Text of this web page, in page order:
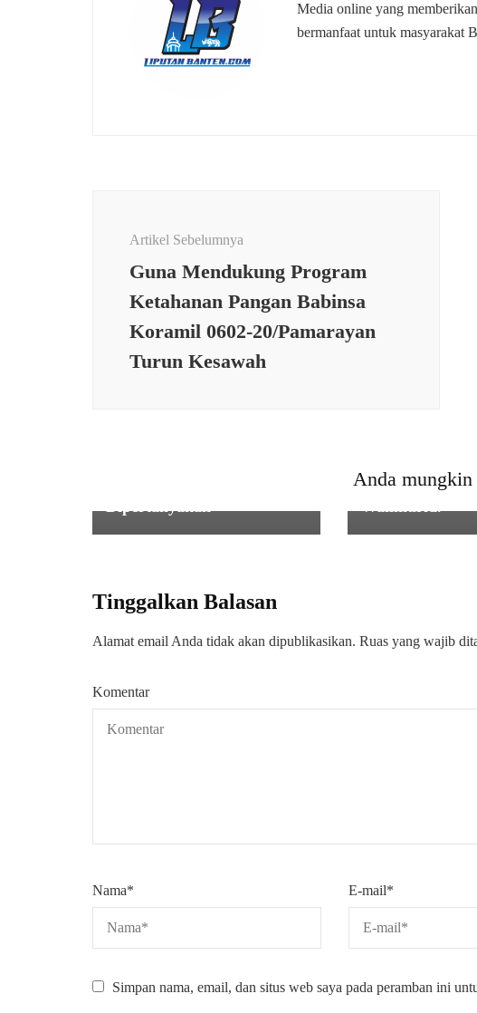
Media online yang
bermanfaat untuk masyarakat
Artikel Sebelumnya
Guna Mendukung Program
Ketahanan Pangan Babinsa
Koramil 0602-20/Pamarayan
Turun Kesawah
Anda mungkin
Serang
Tinggalkan Balasan
Alamat email Anda tidak akan dipublikasikan. Ruas yang wajib
Komentar
Nama* E-mail*
Simpan nama, email, dan situs web saya pada peramban ini